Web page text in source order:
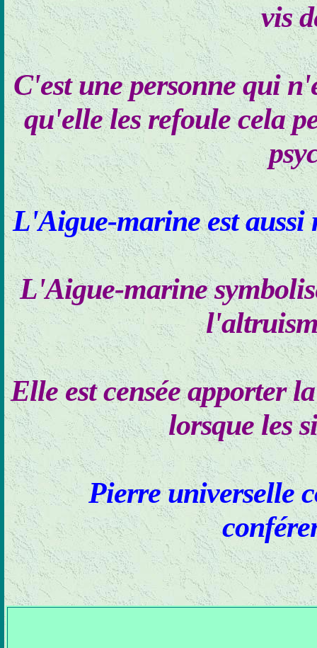
vis
C'est une personne qui
qu'elle les refoule cela
L'Aigue-marine est aussi
L'Aigue-marine
Elle est censée apporter
lorsque les
Pierre universelle